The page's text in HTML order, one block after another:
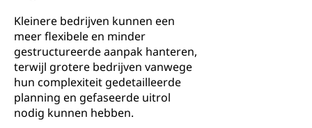
Kleinere bedrijven kunnen een
meer flexibele en minder
gestructureerde aanpak hanteren,
terwijl grotere bedrijven vanwege
hun complexiteit gedetailleerde
planning en gefaseerde uitrol
nodig kunnen hebben.